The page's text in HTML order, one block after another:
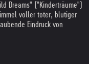
Dreams" ("Kinderträume")
voller toter, blutiger
Eindruck von